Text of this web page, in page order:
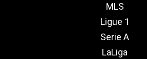
MLS
Ligue 1
Serie A
LaLiga